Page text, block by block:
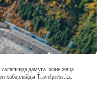
саласында дамуға және жаңа
хабарлайды Travelpress.kz.